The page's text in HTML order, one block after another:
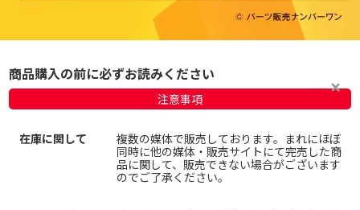
商品購入の前に必ずお読みください
注意事項
在庫に関して
複数の媒体で販売しております。まれにほぼ
同時に他の媒体・販売サイトにて完売した商
品に関して、販売できない場合がございます
のでご了承ください。